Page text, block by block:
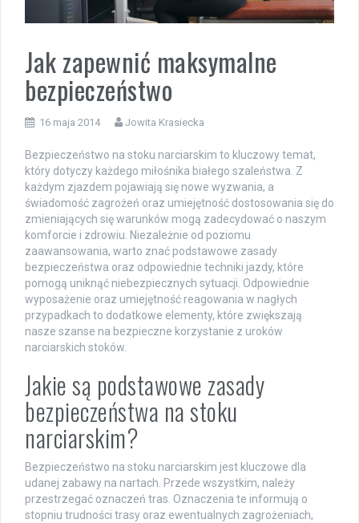
Jak zapewnić maksymalne
bezpieczeństwo
16 maja 2014 Jowita Krasiecka
Bezpieczeństwo na stoku narciarskim to kluczowy temat,
który dotyczy każdego miłośnika białego szaleństwa. Z
każdym zjazdem pojawiają się nowe wyzwania, a
świadomość zagrożeń oraz umiejętność dostosowania się do
zmieniających się warunków mogą zadecydować o naszym
komforcie i zdrowiu. Niezależnie od poziomu
zaawansowania, warto znać podstawowe zasady
bezpieczeństwa oraz odpowiednie techniki jazdy, które
pomogą uniknąć niebezpiecznych sytuacji. Odpowiednie
wyposażenie oraz umiejętność reagowania w nagłych
przypadkach to dodatkowe elementy, które zwiększają
nasze szanse na bezpieczne korzystanie z uroków
narciarskich stoków.
Jakie są podstawowe zasady
bezpieczeństwa na stoku
narciarskim?
Bezpieczeństwo na stoku narciarskim jest kluczowe dla
udanej zabawy na nartach. Przede wszystkim, należy
przestrzegać oznaczeń tras. Oznaczenia te informują o
stopniu trudności trasy oraz ewentualnych zagrożeniach,